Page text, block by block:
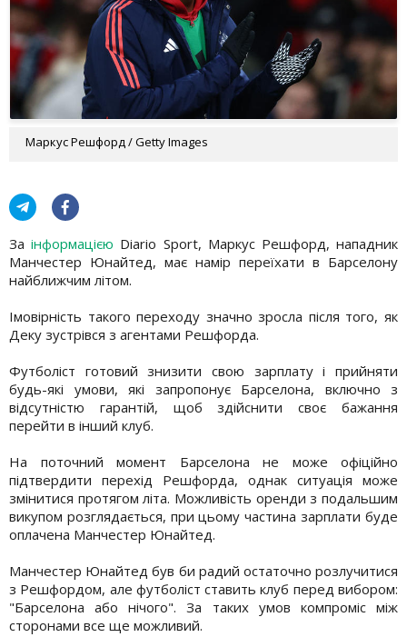
Маркус Решфорд / Getty Images
Заінформацією Diario Sport, Маркус Решфорд, нападник
Манчестер Юнайтед, має намір переїхати в Барселону
найближчим літом.
Імовірність такого переходу значно зросла після того, як
Деку зустрівся з агентами Решфорда.
Футболіст готовий знизити свою зарплату і прийняти
будь-які умови, які запропонує Барселона, включно з
відсутністю гарантій, щоб здійснити своє бажання
перейти в інший клуб.
На поточний момент Барселона не може офіційно
підтвердити перехід Решфорда, однак ситуація може
змінитися протягом літа. Можливість оренди з подальшим
викупом розглядається, при цьому частина зарплати буде
оплачена Манчестер Юнайтед.
Манчестер Юнайтед був би радий остаточно розлучитися
з Решфордом, але футболіст ставить клуб перед вибором:
"Барселона або нічого". За таких умов компроміс між
сторонами все ще можливий.